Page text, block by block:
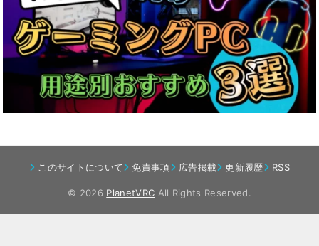
このサイトについて 免責事項 広告掲載 更新履歴 RSS
© 2026 PlanetVRC All Rights Reserved.